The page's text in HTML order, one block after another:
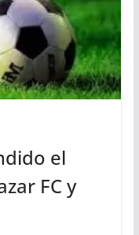
el
FC y